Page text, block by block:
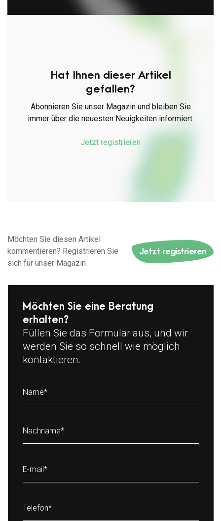
Hat Ihnen dieser Artikel
gefallen?
Abonnieren Sie unser Magazin und bleiben Sie
immer über die neuesten Neuigkeiten informiert.
Jetzt registrieren
Möchten Sie diesen Artikel
kommentieren? Registrieren Sie
sich für unser Magazin
Jetzt registrieren
Möchten Sie eine Beratung
erhalten?
Füllen Sie das Formular aus, und wir
werden Sie so schnell wie möglich
kontaktieren.
Name*
Nachname*
E-mail*
Telefon*